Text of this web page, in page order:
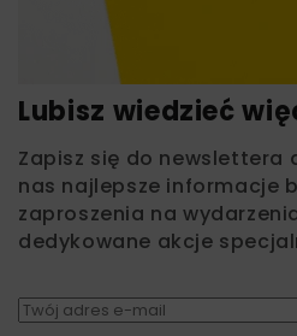
Lubisz wiedzieć
Zapisz się do newslettera
nas najlepsze informacje
zaproszenia na
dedykowane akcje